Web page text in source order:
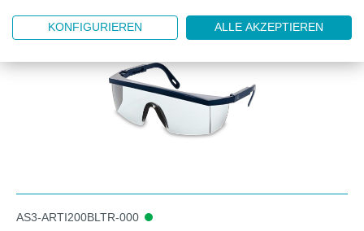
AS3-ARTI200BLTR-000
KONFIGURIEREN ALLE AKZEPTIEREN